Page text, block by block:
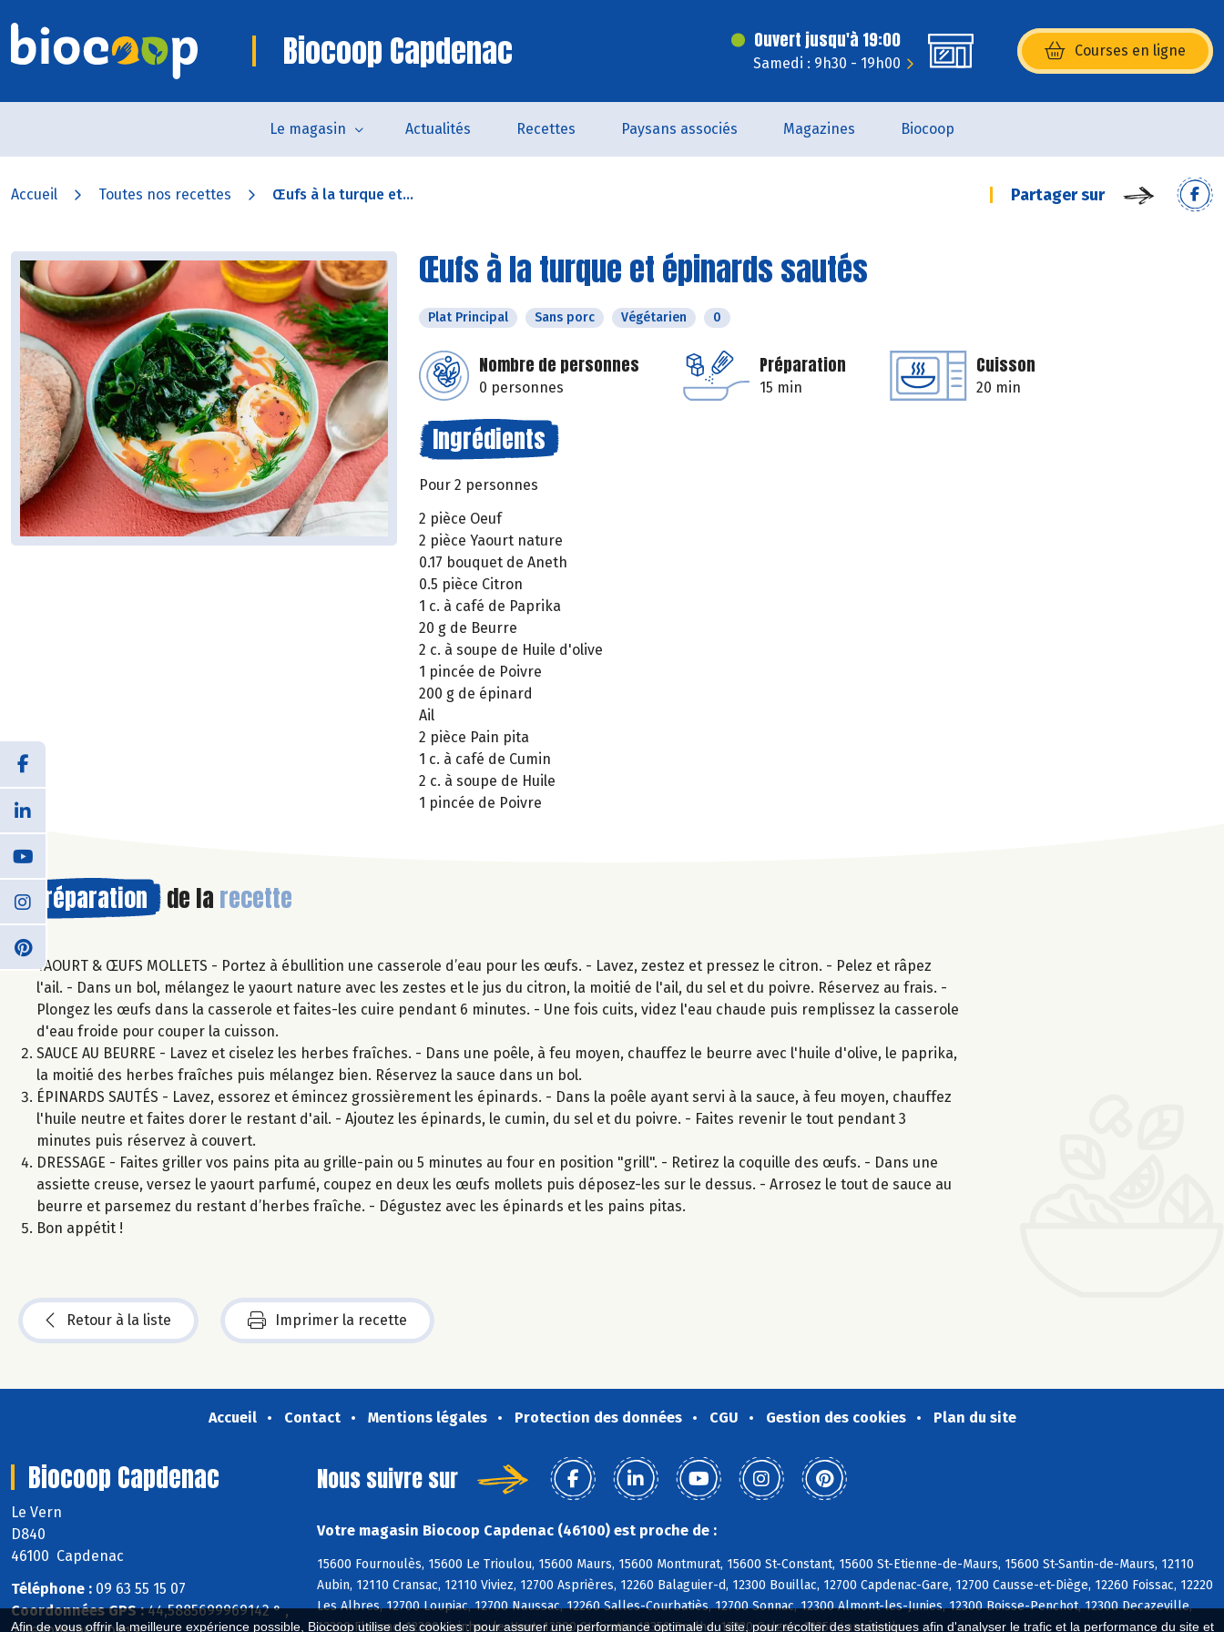
Afin de vous offrir la meilleure expérience possible, Biocoop utilise des cookies : pour assurer une performance optimale du site, pour récolter des statistiques afin d'analyser le trafic et la performance du site et
Biocoop Capdenac Ouvert jusqu'à 19:00
Samedi : 9h30 - 19h00
Courses en ligne
(s’ouvre dans une nouvelle
Le magasin Actualités Recettes Paysans associés Magazines Biocoop
Accueil Toutes nos recettes Œufs à la turque et... Partager sur
Œufs à la turque et épinards sautés
Plat Principal Sans porc Végétarien 0
Nombre de personnes
0 personnes
Préparation
15 min
Cuisson
20 min
Ingrédients
Pour 2 personnes
2 pièce Oeuf
2 pièce Yaourt nature
0.17 bouquet de Aneth
0.5 pièce Citron
1 c. à café de Paprika
20 g de Beurre
2 c. à soupe de Huile d'olive
1 pincée de Poivre
200 g de épinard
Ail
2 pièce Pain pita
1 c. à café de Cumin
2 c. à soupe de Huile
1 pincée de Poivre
Préparation de la recette
YAOURT & ŒUFS MOLLETS - Portez à ébullition une casserole d’eau pour les œufs. - Lavez, zestez et pressez le citron. - Pelez et râpez
l'ail. - Dans un bol, mélangez le yaourt nature avec les zestes et le jus du citron, la moitié de l'ail, du sel et du poivre. Réservez au frais. -
Plongez les œufs dans la casserole et faites-les cuire pendant 6 minutes. - Une fois cuits, videz l'eau chaude puis remplissez la casserole
d'eau froide pour couper la cuisson.
SAUCE AU BEURRE - Lavez et ciselez les herbes fraîches. - Dans une poêle, à feu moyen, chauffez le beurre avec l'huile d'olive, le paprika,
la moitié des herbes fraîches puis mélangez bien. Réservez la sauce dans un bol.
ÉPINARDS SAUTÉS - Lavez, essorez et émincez grossièrement les épinards. - Dans la poêle ayant servi à la sauce, à feu moyen, chauffez
l'huile neutre et faites dorer le restant d'ail. - Ajoutez les épinards, le cumin, du sel et du poivre. - Faites revenir le tout pendant 3
minutes puis réservez à couvert.
DRESSAGE - Faites griller vos pains pita au grille-pain ou 5 minutes au four en position "grill". - Retirez la coquille des œufs. - Dans une
assiette creuse, versez le yaourt parfumé, coupez en deux les œufs mollets puis déposez-les sur le dessus. - Arrosez le tout de sauce au
beurre et parsemez du restant d’herbes fraîche. - Dégustez avec les épinards et les pains pitas.
Bon appétit !
Retour à la liste Imprimer la recette
Accueil Contact Mentions légales Protection des données CGU Gestion des cookies Plan du site
Biocoop Capdenac
Le Vern
D840
46100 Capdenac
Téléphone : 09 63 55 15 07
Coordonnées GPS :44,5885699969142 ° ,
Nous suivre sur
Votre magasin Biocoop Capdenac (46100) est proche de :
15600 Fournoulès, 15600 Le Trioulou, 15600 Maurs, 15600 Montmurat, 15600 St-Constant, 15600 St-Etienne-de-Maurs, 15600 St-Santin-de-Maurs, 12110
Aubin, 12110 Cransac, 12110 Viviez, 12700 Asprières, 12260 Balaguier-d, 12300 Bouillac, 12700 Capdenac-Gare, 12700 Causse-et-Diège, 12260 Foissac, 12220
Les Albres, 12700 Loupiac, 12700 Naussac, 12260 Salles-Courbatiès, 12700 Sonnac, 12300 Almont-les-Junies, 12300 Boisse-Penchot, 12300 Decazeville,
12300 Flagnac, 12300 Livinhac-le-Haut, 12300 St-Santin, 12350 Drulhe, 12220 Galgan, 12350 Lanuéjouls